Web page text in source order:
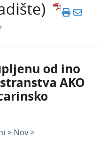
sredstvo
primeri
računa iz
računi
računa očitavanjem
od ino
AKO
> Nov >